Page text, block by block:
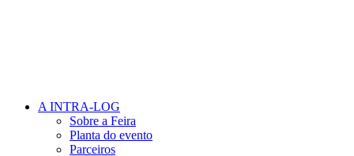
A INTRA-LOG
Sobre a Feira
Planta do evento
Parceiros